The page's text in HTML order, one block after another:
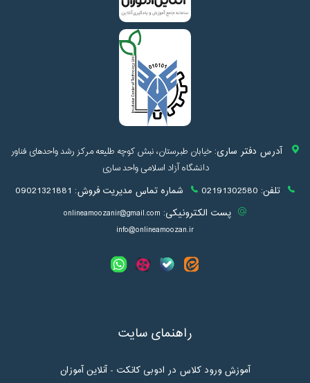
آدرس دفتر ساری:خیابان طبرستان، نبش کوچه طلیعه مرکز رشد واحدهای فناور
دانشگاه آزاد اسلامی واحد ساری
تلفن: 02191302580 شماره تماس مدیریت فروش: 09021321881
پست الکترونیکی: onlineamoozanir@gmail.com
info@onlineamoozan.ir
راهنمای سایت
آموزش ورود کلاس در ادوبی کانکت - آنلاین آموزان